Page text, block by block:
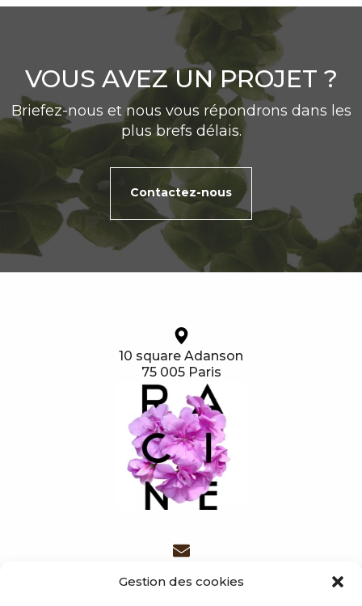
Gestion des cookies
VOUS AVEZ UN PROJET ?
Briefez-nous et nous vous répondrons dans les
plus brefs délais.
Contactez-nous
10 square Adanson
75 005 Paris